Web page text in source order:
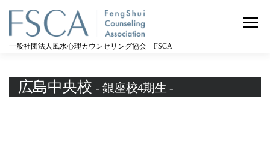
一般社団法人風水心理カウンセリング協会 FSCA
メニュー
広島中央校 - 銀座校4期生 -